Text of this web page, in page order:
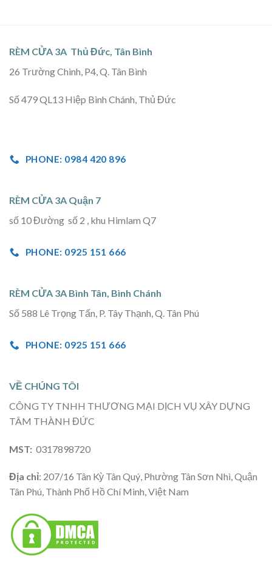
RÈM CỬA 3A Thủ Đức, Tân Bình
26 Trường Chinh, P4, Q. Tân Bình
Số 479 QL13 Hiệp Bình Chánh, Thủ Đức
PHONE: 0984 420 896
RÈM CỬA 3A Quận 7
số 10 Đường số 2 , khu Himlam Q7
PHONE: 0925 151 666
RÈM CỬA 3A Bình Tân, Bình Chánh
Số 588 Lê Trọng Tấn, P. Tây Thạnh, Q. Tân Phú
PHONE: 0925 151 666
VỀ CHÚNG TÔI
CÔNG TY TNHH THƯƠNG MẠI DỊCH VỤ XÂY DỰNG
TÂM THÀNH ĐỨC
MST: 0317898720
Địa chỉ: 207/16 Tân Kỳ Tân Quý, Phường Tân Sơn Nhì, Quận
Tân Phú, Thành Phố Hồ Chí Minh, Việt Nam